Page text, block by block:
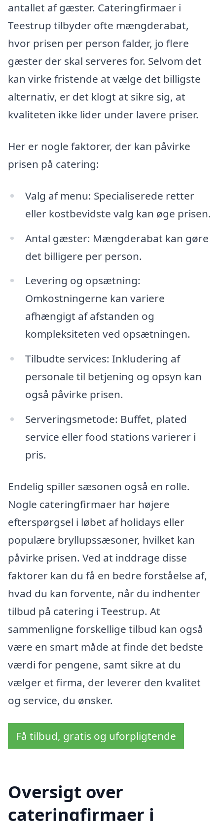
antallet af gæster. Cateringfirmaer i
Teestrup tilbyder ofte mængderabat,
hvor prisen per person falder, jo flere
gæster der skal serveres for. Selvom det
kan virke fristende at vælge det billigste
alternativ, er det klogt at sikre sig, at
kvaliteten ikke lider under lavere priser.
Her er nogle faktorer, der kan påvirke
prisen på catering:
Valg af menu: Specialiserede retter
eller kostbevidste valg kan øge prisen.
Antal gæster: Mængderabat kan gøre
det billigere per person.
Levering og opsætning:
Omkostningerne kan variere
afhængigt af afstanden og
kompleksiteten ved opsætningen.
Tilbudte services: Inkludering af
personale til betjening og opsyn kan
også påvirke prisen.
Serveringsmetode: Buffet, plated
service eller food stations varierer i
pris.
Endelig spiller sæsonen også en rolle.
Nogle cateringfirmaer har højere
efterspørgsel i løbet af holidays eller
populære bryllupssæsoner, hvilket kan
påvirke prisen. Ved at inddrage disse
faktorer kan du få en bedre forståelse af,
hvad du kan forvente, når du indhenter
tilbud på catering i Teestrup. At
sammenligne forskellige tilbud kan også
være en smart måde at finde det bedste
værdi for pengene, samt sikre at du
vælger et firma, der leverer den kvalitet
og service, du ønsker.
Få tilbud, gratis og uforpligtende
Oversigt over
cateringfirmaer i